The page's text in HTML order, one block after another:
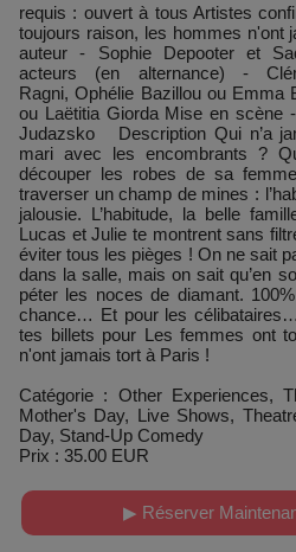
requis : ouvert à tous Artistes
toujours raison, les hommes n'ont
auteur - Sophie Depooter et
acteurs (en alternance) -
Ragni, Ophélie Bazillou ou Emma
ou Laëtitia Giorda Mise en scène
Judazsko Description Qui n’a
mari avec les encombrants ?
découper les robes de sa
traverser un champ de mines :
jalousie. L’habitude, la belle
Lucas et Julie te montrent sans
éviter tous les pièges ! On ne sait
dans la salle, mais on sait qu’en
péter les noces de diamant.
chance… Et pour les
tes billets pour Les femmes ont
n'ont jamais tort à Paris !
Catégorie : Other Experiences,
Mother's Day, Live Shows,
Day, Stand-Up Comedy
Prix : 35.00 EUR
▶ Réserver